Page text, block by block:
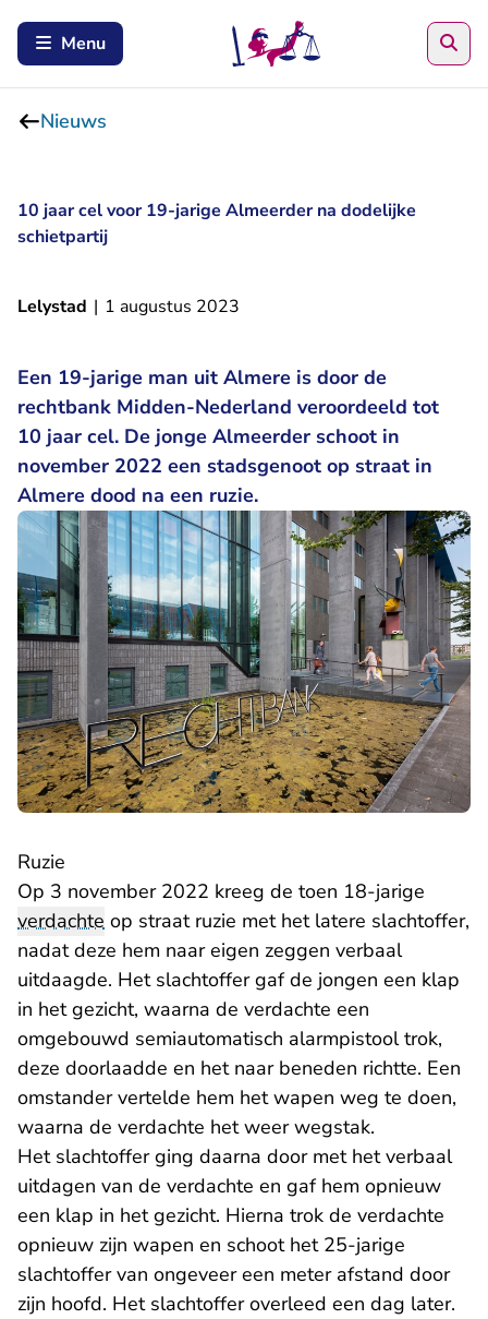
Menu
Nieuws
10 jaar cel voor 19-jarige Almeerder na dodelijke
schietpartij
Lelystad | 1 augustus 2023
Een 19-jarige man uit Almere is door de
rechtbank Midden-Nederland veroordeeld tot
10 jaar cel. De jonge Almeerder schoot in
november 2022 een stadsgenoot op straat in
Almere dood na een ruzie.
Ruzie
Op 3 november 2022 kreeg de toen 18-jarige
verdachte op straat ruzie met het latere slachtoffer,
nadat deze hem naar eigen zeggen verbaal
uitdaagde. Het slachtoffer gaf de jongen een klap
in het gezicht, waarna de verdachte een
omgebouwd semiautomatisch alarmpistool trok,
deze doorlaadde en het naar beneden richtte. Een
omstander vertelde hem het wapen weg te doen,
waarna de verdachte het weer wegstak.
Het slachtoffer ging daarna door met het verbaal
uitdagen van de verdachte en gaf hem opnieuw
een klap in het gezicht. Hierna trok de verdachte
opnieuw zijn wapen en schoot het 25-jarige
slachtoffer van ongeveer een meter afstand door
zijn hoofd. Het slachtoffer overleed een dag later.